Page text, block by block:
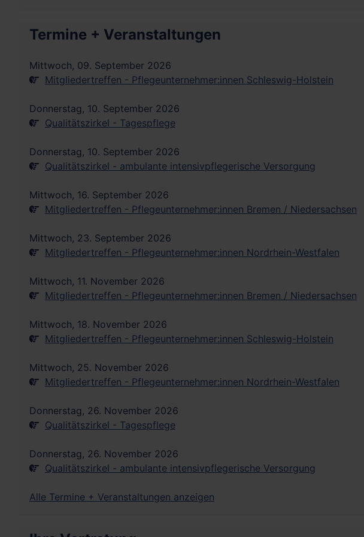
Termine + Veranstaltungen
Mittwoch, 09. September 2026
Mitgliedertreffen - Pflegeunternehmer:innen Schleswig-Holstein
Donnerstag, 10. September 2026
Qualitätszirkel - Tagespflege
Donnerstag, 10. September 2026
Qualitätszirkel - ambulante intensivpflegerische Versorgung
Mittwoch, 16. September 2026
Mitgliedertreffen - Pflegeunternehmer:innen Bremen / Niedersachsen
Mittwoch, 23. September 2026
Mitgliedertreffen - Pflegeunternehmer:innen Nordrhein-Westfalen
Mittwoch, 11. November 2026
Mitgliedertreffen - Pflegeunternehmer:innen Bremen / Niedersachsen
Mittwoch, 18. November 2026
Mitgliedertreffen - Pflegeunternehmer:innen Schleswig-Holstein
Mittwoch, 25. November 2026
Mitgliedertreffen - Pflegeunternehmer:innen Nordrhein-Westfalen
Donnerstag, 26. November 2026
Qualitätszirkel - Tagespflege
Donnerstag, 26. November 2026
Qualitätszirkel - ambulante intensivpflegerische Versorgung
Alle Termine + Veranstaltungen anzeigen